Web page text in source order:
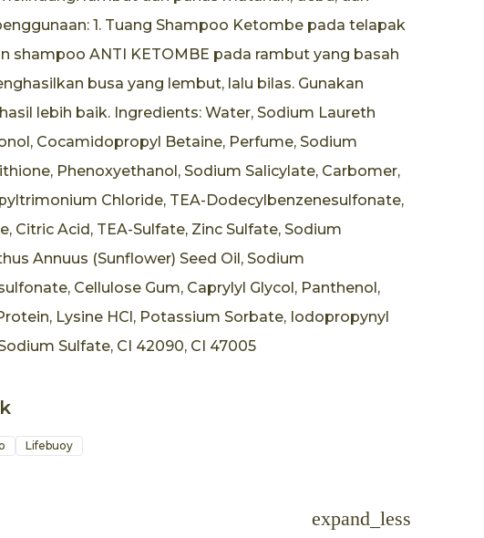
1. Tuang Shampoo Ketombe pada telapak
shampoo ANTI KETOMBE pada rambut yang basah
busa yang lembut, lalu bilas. Gunakan
lebih baik. Ingredients: Water, Sodium Laureth
Cocamidopropyl Betaine, Perfume, Sodium
Phenoxyethanol, Sodium Salicylate, Carbomer,
Chloride, TEA-Dodecylbenzenesulfonate,
Citric Acid, TEA-Sulfate, Zinc Sulfate, Sodium
Annuus (Sunflower) Seed Oil, Sodium
Cellulose Gum, Caprylyl Glycol, Panthenol,
Lysine HCl, Potassium Sorbate, Iodopropynyl
Sulfate, CI 42090, CI 47005
Lifebuoy